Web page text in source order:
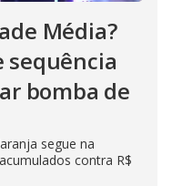
Média?
sequência
bomba de
segue na
contra R$